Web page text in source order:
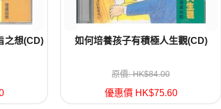
之想(CD) 如何培養孩子有積極人生觀(CD)
原價: HK$84.00
優惠價 HK$75.60